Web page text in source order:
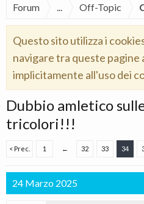
Forum ... Off-Topic
Questo sito utilizza i
navigare tra queste pagine
implicitamente all'uso dei
Dubbio amletico
tricolori!!!
< Prec. 1 ← 32 33 34
24 Marzo 2025